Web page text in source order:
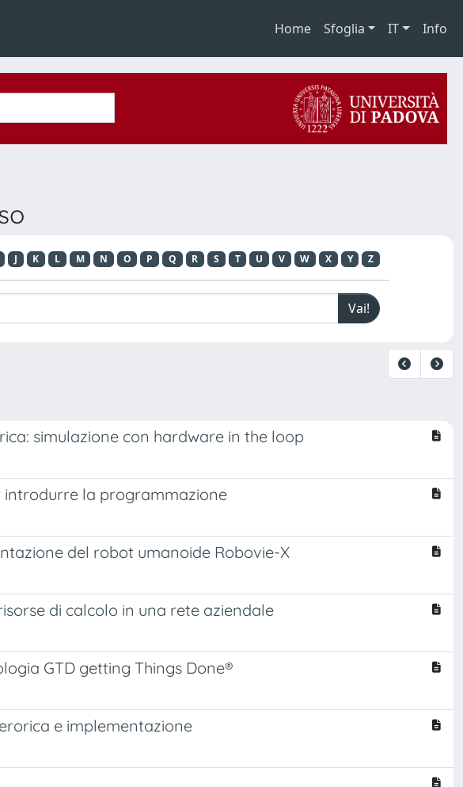
Home Sfoglia IT Info
J K L M N O P Q R S T U V W X Y Z
simulazione con hardware in the loop
introdurre la programmazione
del robot umanoide Robovie-X
di calcolo in una rete aziendale
GTD getting Things Done®
e implementazione